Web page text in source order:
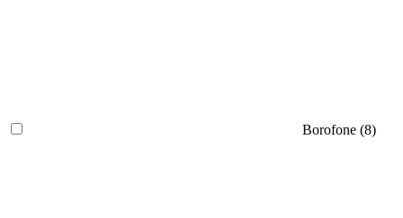
Borofone (8)